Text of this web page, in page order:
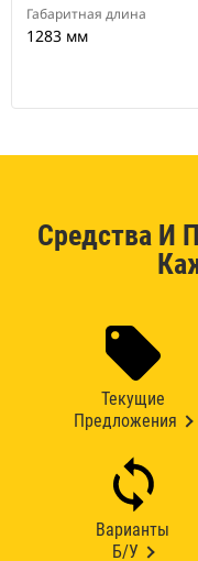
Габаритная длина
1283 мм
Средства И
Текущие
Предложения
Варианты
Б/У